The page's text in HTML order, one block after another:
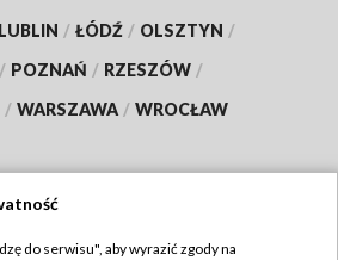
LUBLIN / ŁÓDŹ / OLSZTYN /
/ POZNAŃ / RZESZÓW /
/ WARSZAWA / WROCŁAW
do serwisu", aby wyrazić zgody na